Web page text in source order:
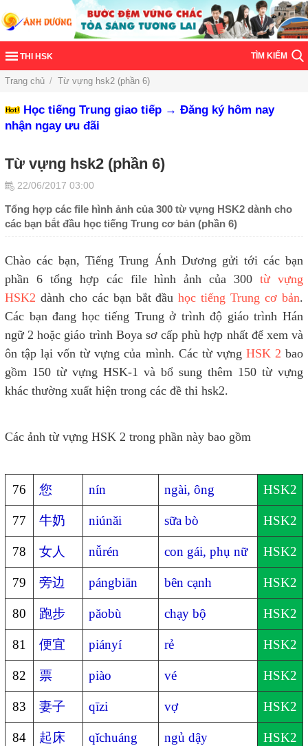
THI HSK TÌM KIẾM
Trang chủ / Từ vựng hsk2 (phần 6)
Học tiếng Trung giao tiếp → Đăng ký hôm nay
nhận ngay ưu đãi
Từ vựng hsk2 (phần 6)
22/06/2017 03:00
Tổng hợp các file hình ảnh của 300 từ vựng HSK2 dành cho
các bạn bắt đầu học tiếng Trung cơ bản (phần 6)
Chào các bạn, Tiếng Trung Ánh Dương gửi tới các bạn
phần 6 tổng hợp các file hình ảnh của 300từ vựng
HSK2 dành cho các bạn bắt đầuhọc tiếng Trung cơ bản.
Các bạn đang học tiếng Trung ở trình độ giáo trình Hán
ngữ 2 hoặc giáo trình Boya sơ cấp phù hợp nhất để xem và
ôn tập lại vốn từ vựng của mình. Các từ vựng HSK 2 bao
gồm 150 từ vựng HSK-1 và bổ sung thêm 150 từ vựng
khác thường xuất hiện trong các đề thi hsk2.
Các ảnh từ vựng HSK 2 trong phần này bao gồm
76 您 nín ngài, ông HSK2
77 牛奶 niúnǎi sữa bò HSK2
78 女人 nǚrén con gái, phụ nữ HSK2
79 旁边 pángbiān bên cạnh HSK2
80 跑步 pǎobù chạy bộ HSK2
81 便宜 piányí rẻ HSK2
82 票 piào vé HSK2
83 妻子 qīzi vợ HSK2
84 起床 qǐchuáng ngủ dậy HSK2